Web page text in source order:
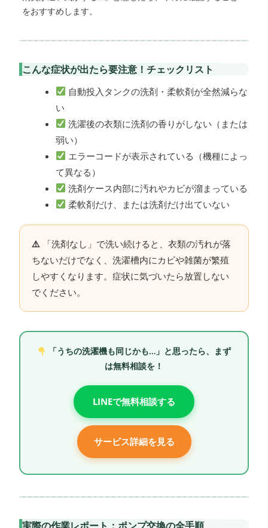
をおすすめします。
こんな症状が出たら要注意！チェックリスト
自動投入タンクの洗剤・柔軟剤が全然減らな
い
洗濯後の衣類に洗剤の香りがしない（または
弱い）
エラーコードが表示されている（機種によっ
て異なる）
洗剤ケース内部に汚れやカビが溜まっている
柔軟剤だけ、または洗剤だけ出ていない
「洗剤なし」で洗い続けると、衣類の汚れが落
ちないだけでなく、洗濯槽内にカビや雑菌が繁殖
しやすくなります。症状に気づいたら放置しない
でください。
「うちの洗濯機も同じかも…」と思ったら、まず
は無料相談を！
LINEで無料相談する
サービス詳細を見る